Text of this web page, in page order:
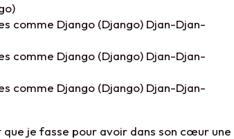
comme Django (Django) Djan-Djan-
comme Django (Django) Djan-Djan-
comme Django (Django) Djan-Djan-
que je fasse pour avoir dans son cœur une